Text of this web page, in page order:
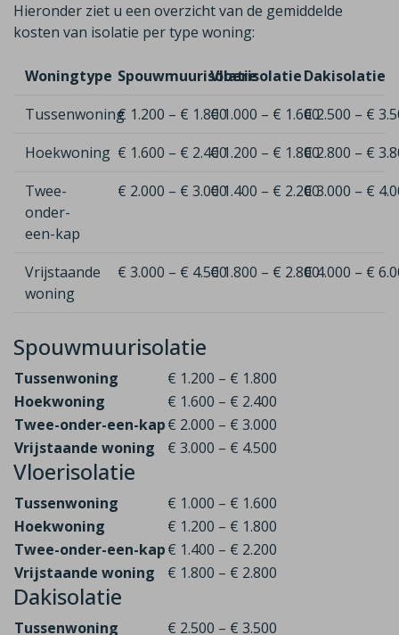
Hieronder ziet u een overzicht van de gemiddelde
kosten van isolatie per type woning:
Woningtype SpouwmuurisolatieVloerisolatieDakisolatie
Tussenwoning€ 1.200 – € 1.800€ 1.000 – € 1.600€ 2.500 – €
Hoekwoning € 1.600 – € 2.400€ 1.200 – € 1.800€ 2.800 – €
Twee-
onder-
een-kap
€ 2.000 – € 3.000€ 1.400 – € 2.200€ 3.000 – €
Vrijstaande
woning
€ 3.000 – € 4.500€ 1.800 – € 2.800€ 4.000 – €
Spouwmuurisolatie
Tussenwoning
€ 1.200 – € 1.800
Hoekwoning
€ 1.600 – € 2.400
Twee-onder-een-kap€ 2.000 – € 3.000
Vrijstaande woning
€ 3.000 – € 4.500
Vloerisolatie
Tussenwoning
€ 1.000 – € 1.600
Hoekwoning
€ 1.200 – € 1.800
Twee-onder-een-kap€ 1.400 – € 2.200
Vrijstaande woning
€ 1.800 – € 2.800
Dakisolatie
Tussenwoning
€ 2.500 – € 3.500